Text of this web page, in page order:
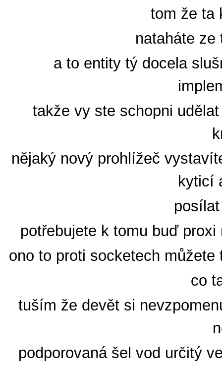
tom že ta
nataháte ze
a to entity tý docela
takže vy ste schopni
nějaký nový prohlížeč
kyticí
potřebujete k tomu buď
ono to proti socketech
co
tuším že devět si
podporovaná šel vod určitý